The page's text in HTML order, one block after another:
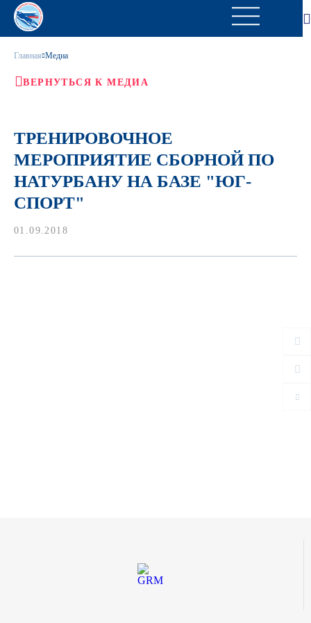
Главная Медиа
ВЕРНУТЬСЯ К МЕДИА
ТРЕНИРОВОЧНОЕ
МЕРОПРИЯТИЕ СБОРНОЙ ПО
НАТУРБАНУ НА БАЗЕ "ЮГ-
СПОРТ"
01.09.2018